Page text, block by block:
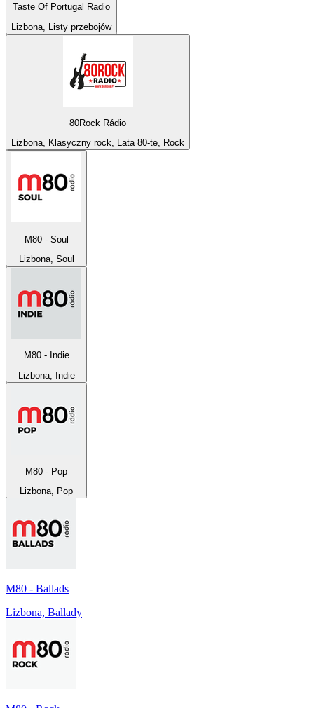
Taste Of Portugal Radio
Lizbona, Listy przebojów
80Rock Rádio
Lizbona, Klasyczny rock, Lata 80-te, Rock
M80 - Soul
Lizbona, Soul
M80 - Indie
Lizbona, Indie
M80 - Pop
Lizbona, Pop
M80 - Ballads
Lizbona, Ballady